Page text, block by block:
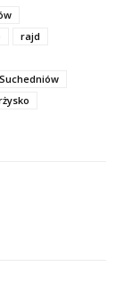
rajd
Suchedniów